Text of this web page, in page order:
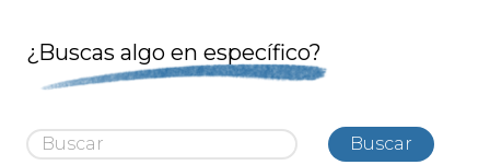
¿Buscas algo en específico?
Buscar